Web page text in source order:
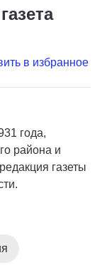
в избранное
года,
района и
газеты